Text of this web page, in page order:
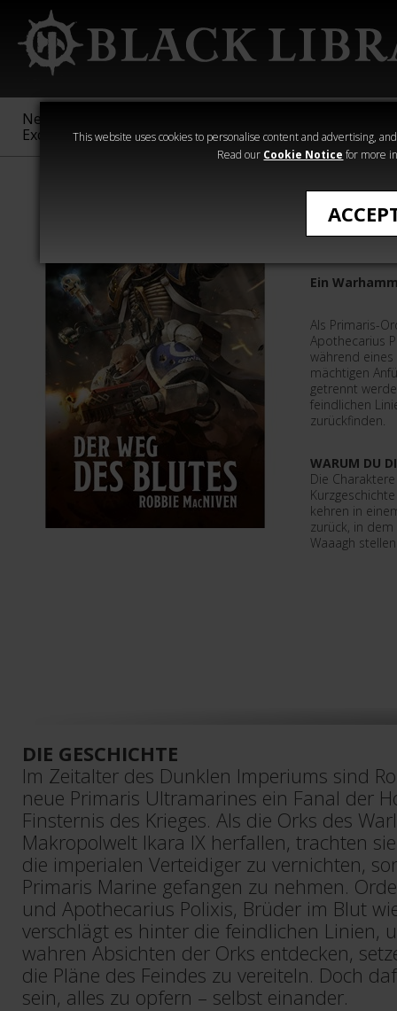
This website uses cookies to personalise content and advertising,
Read our Cookie Notice for more
New &
Exclusive
Sigmar
40,000
Heresy
Der
Ein
Als Primaris-
Apothecarius
während
mächtigen
getrennt
feindlichen
zurückfinden.
WARUM DU
Die
kehren in
zurück, in
Waaagh
DIE GESCHICHTE
Im Zeitalter des Dunklen Imperiums sind
neue Primaris Ultramarines ein Fanal der
Finsternis des Krieges. Als die Orks des
Makropolwelt Ikara IX herfallen, trachten
die imperialen Verteidiger zu vernichten,
Primaris Marine gefangen zu nehmen.
und Apothecarius Polixis, Brüder im Blut
verschlägt es hinter die feindlichen Linien,
wahren Absichten der Orks entdecken,
die Pläne des Feindes zu vereiteln. Doch
sein, alles zu opfern – selbst einander.